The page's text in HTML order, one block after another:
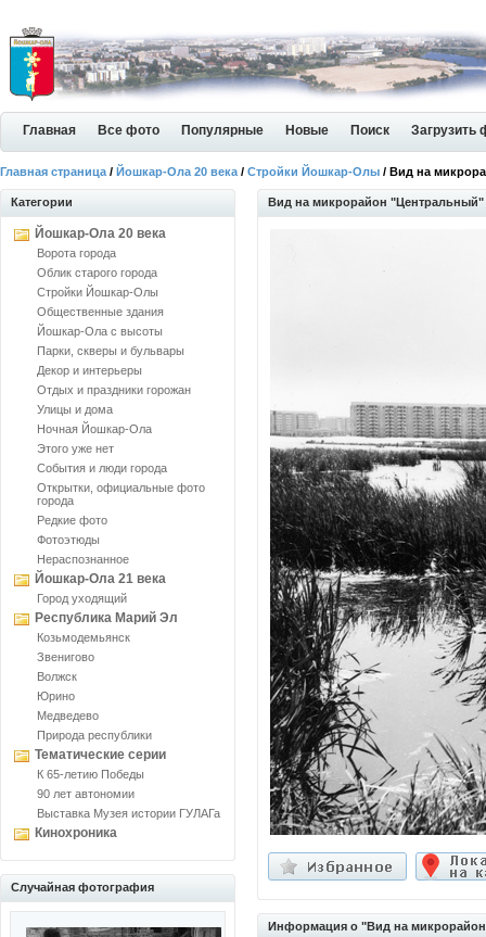
Главная Все фото Популярные Новые Поиск Загрузить
Главная страница / Йошкар-Ола 20 века / Стройки Йошкар-Олы / Вид на
Категории
Йошкар-Ола 20 века
Ворота города
Облик старого города
Стройки Йошкар-Олы
Общественные здания
Йошкар-Ола с высоты
Парки, скверы и бульвары
Декор и интерьеры
Отдых и праздники горожан
Улицы и дома
Ночная Йошкар-Ола
Этого уже нет
События и люди города
Открытки, официальные фото
города
Редкие фото
Фотоэтюды
Нераспознанное
Йошкар-Ола 21 века
Город уходящий
Республика Марий Эл
Козьмодемьянск
Звенигово
Волжск
Юрино
Медведево
Природа республики
Тематические серии
К 65-летию Победы
90 лет автономии
Выставка Музея истории ГУЛАГа
Кинохроника
Случайная фотография
Вид на микрорайон "Центральный"
Информация о "Вид на